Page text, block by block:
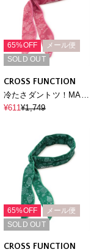
65%OFF
メール便
SOLD OUT
CROSS FUNCTION
冷たさダントツ！MAGI
COOL マジクール 冷感
¥611¥1,749
65%OFF
メール便
SOLD OUT
CROSS FUNCTION